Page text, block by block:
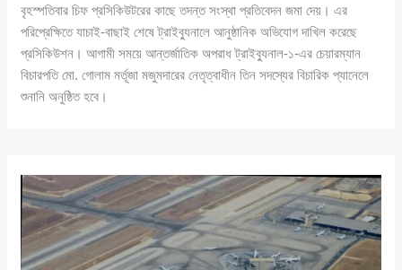
বৃহস্পতিবার চিফ প্রসিকিউটরের কাছে তদন্ত সংস্থা প্রতিবেদন জমা দেয়। এর
পরিপ্রেক্ষিতে যাচাই-বাছাই শেষে ট্রাইব্যুনালে আনুষ্ঠানিক অভিযোগ দাখিল করেছে
প্রসিকিউশন। আগামী সময়ে আন্তর্জাতিক অপরাধ ট্রাইব্যুনাল-১-এর চেয়ারম্যান
বিচারপতি মো. গোলাম মর্তূজা মজুমদারের নেতৃত্বাধীন তিন সদস্যের বিচারিক প্যানেলে
শুনানি অনুষ্ঠিত হবে।